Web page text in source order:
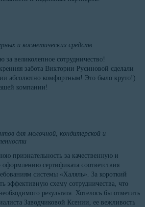
и косметических средств
за великолепное сотрудничество!
забота Виктории Русиновой сделали
абсолютно комфортным! Это было круто!)
компании!
для молочной, кондитерской и
признательность за качественную и
сертификата соответствия
системы «Халяль». За короткий
эффективную схему сотрудничества, что
результата. Хотелось бы отметить
Заводчиковой Ксении, ее вежливость